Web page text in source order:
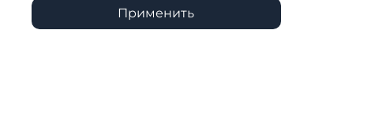
Применить